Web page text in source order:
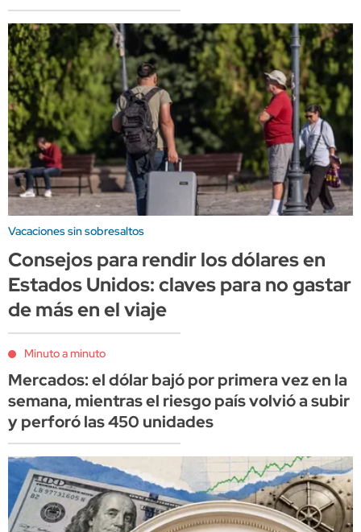
Vacaciones sin sobresaltos
Consejos para rendir los dólares en
Estados Unidos: claves para no gastar
de más en el viaje
Minuto a minuto
Mercados: el dólar bajó por primera vez en la
semana, mientras el riesgo país volvió a subir
y perforó las 450 unidades